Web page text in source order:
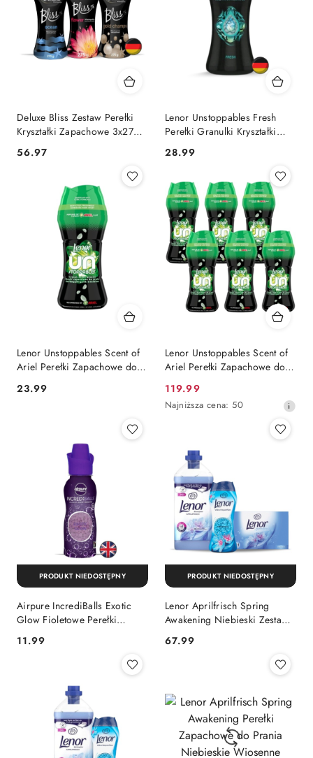
Deluxe Bliss Zestaw Perełki
Kryształki Zapachowe 3x275 g
= 825 g (Niemcy)
Cena:
56.97
Lenor Unstoppables Fresh
Perełki Granulki Kryształki
Zapachowe Perfumy do
Prania 210 g (Niemcy)
Cena:
28.99
Lenor Unstoppables Scent of
Ariel Perełki Zapachowe do
Cena:
23.99
Lenor Unstoppables Scent of
Ariel Perełki Zapachowe do
Cena
promocyjna:
119.99
Najniższa
obniżką
Najniższa cena: 50
Airpure IncrediBalls Exotic
Glow Fioletowe Perełki
Zapachowe 128g (Wielka
Cena:
11.99
PRODUKT NIEDOSTĘPNY
Lenor Aprilfrisch Spring
Awakening Niebieski Zestaw
do Płukania Perełki
Zapachowe (Niemcy/Włochy)
Cena:
67.99
PRODUKT NIEDOSTĘPNY